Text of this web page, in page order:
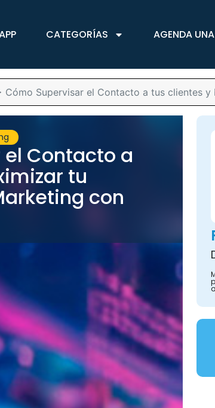
CATEGORÍAS AGENDA
Cómo Supervisar el Contacto a tus clientes
Contacto a
tu
con